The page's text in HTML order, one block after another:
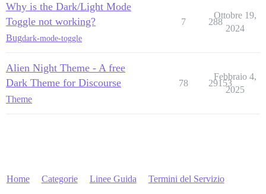
Why is the Dark/Light Mode
Toggle not working?
Bugdark-mode-toggle
7 288
Ottobre 19,
2024
Alien Night Theme - A free
Dark Theme for Discourse
Theme
78 29153
Febbraio 4,
2025
Home Categorie Linee Guida Termini del Servizio